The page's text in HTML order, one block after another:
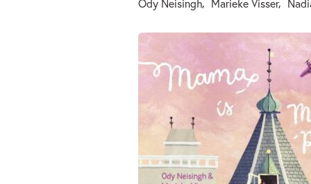
Ody Neisingh Marieke Visser